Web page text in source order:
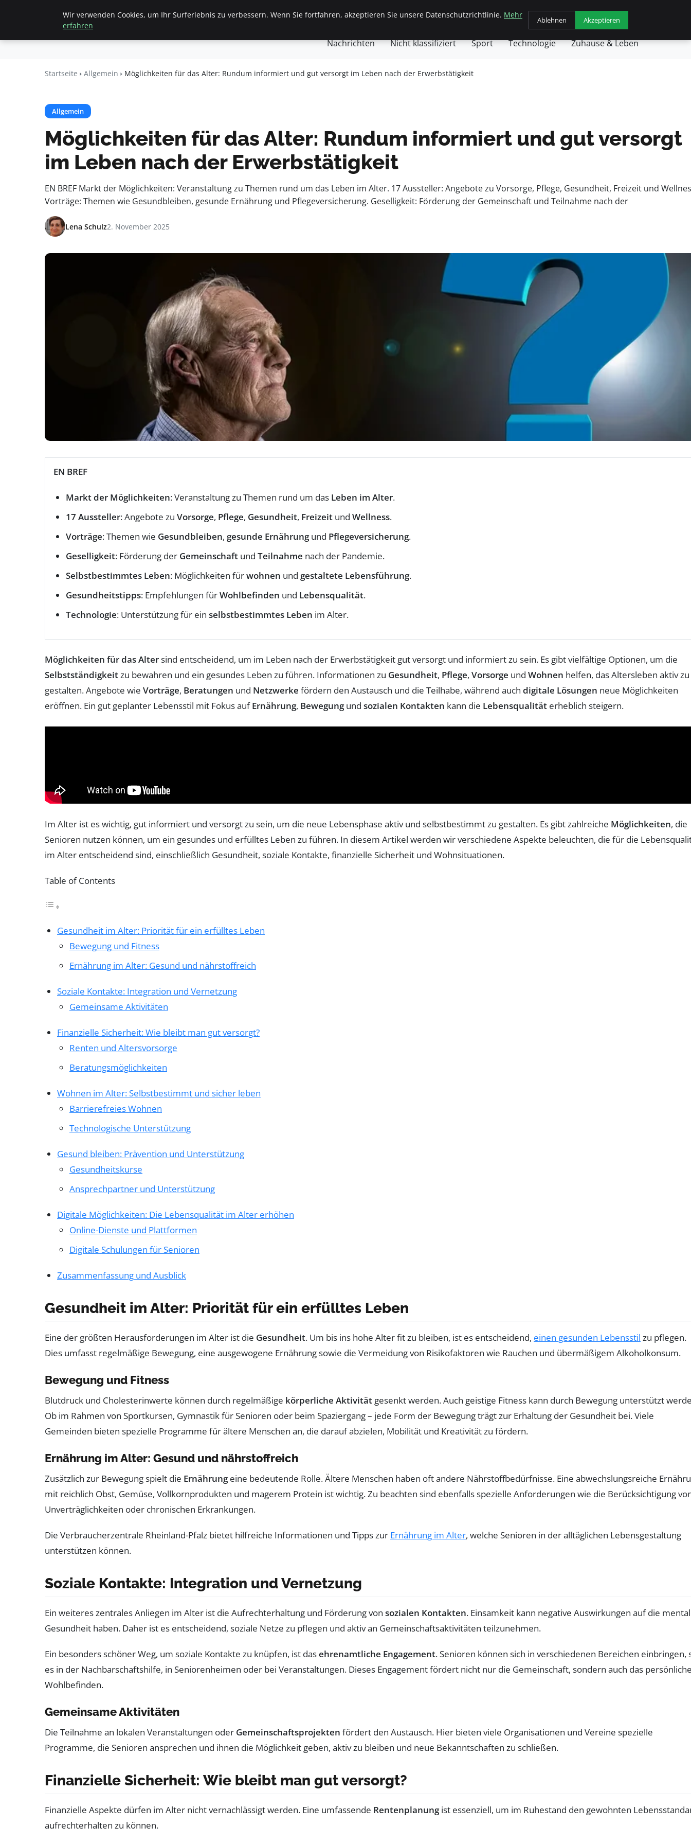
Beyond
Startseite Allgemein Finanzen & Immobilien Frauen / Mode Geschäft Gesundheit Haustiere Kochen
Nachrichten Nicht klassifiziert Sport Technologie Zuhause & Leben
Startseite Allgemein Möglichkeiten für das Alter: Rundum informiert und gut versorgt im Leben nach der Erwerbstätigkeit
Allgemein
Möglichkeiten für das Alter: Rundum informiert und gut versorgt
im Leben nach der Erwerbstätigkeit
EN BREF Markt der Möglichkeiten: Veranstaltung zu Themen rund um das Leben im Alter. 17 Aussteller: Angebote zu Vorsorge, Pflege, Gesundheit, Freizeit und
Vorträge: Themen wie Gesundbleiben, gesunde Ernährung und Pflegeversicherung. Geselligkeit: Förderung der Gemeinschaft und Teilnahme nach der
Lena Schulz2. November 2025
EN BREF
Markt der Möglichkeiten: Veranstaltung zu Themen rund um das Leben im Alter.
17 Aussteller: Angebote zu Vorsorge, Pflege, Gesundheit, Freizeit und Wellness.
Vorträge: Themen wie Gesundbleiben, gesunde Ernährungund Pflegeversicherung.
Geselligkeit: Förderung der Gemeinschaft und Teilnahme nach der Pandemie.
Selbstbestimmtes Leben: Möglichkeiten fürwohnen und gestaltete Lebensführung.
Gesundheitstipps: Empfehlungen fürWohlbefinden und Lebensqualität.
Technologie: Unterstützung für ein selbstbestimmtes Leben im Alter.
Möglichkeiten für das Altersind entscheidend, um im Leben nach der Erwerbstätigkeit gut versorgt und informiert zu sein. Es gibt vielfältige Optionen, um die
Selbstständigkeitzu bewahren und ein gesundes Leben zu führen. Informationen zu Gesundheit, Pflege, Vorsorge und Wohnen helfen, das Altersleben aktiv zu
gestalten. Angebote wie Vorträge, Beratungen und Netzwerke fördern den Austausch und die Teilhabe, während auch digitale Lösungen neue Möglichkeiten
eröffnen. Ein gut geplanter Lebensstil mit Fokus aufErnährung, Bewegungund sozialen Kontakten kann die Lebensqualität erheblich steigern.
Im Alter ist es wichtig, gut informiert und versorgt zu sein, um die neue Lebensphase aktiv und selbstbestimmt zu gestalten. Es gibt zahlreiche Möglichkeiten, die
Senioren nutzen können, um ein gesundes und erfülltes Leben zu führen. In diesem Artikel werden wir verschiedene Aspekte beleuchten, die für die
im Alter entscheidend sind, einschließlich Gesundheit, soziale Kontakte, finanzielle Sicherheit und Wohnsituationen.
Table of Contents
Gesundheit im Alter: Priorität für ein erfülltes Leben
Bewegung und Fitness
Ernährung im Alter: Gesund und nährstoffreich
Soziale Kontakte: Integration und Vernetzung
Gemeinsame Aktivitäten
Finanzielle Sicherheit: Wie bleibt man gut versorgt?
Renten und Altersvorsorge
Beratungsmöglichkeiten
Wohnen im Alter: Selbstbestimmt und sicher leben
Barrierefreies Wohnen
Technologische Unterstützung
Gesund bleiben: Prävention und Unterstützung
Gesundheitskurse
Ansprechpartner und Unterstützung
Digitale Möglichkeiten: Die Lebensqualität im Alter erhöhen
Online-Dienste und Plattformen
Digitale Schulungen für Senioren
Zusammenfassung und Ausblick
Gesundheit im Alter: Priorität für ein erfülltes Leben
Eine der größten Herausforderungen im Alter ist die Gesundheit. Um bis ins hohe Alter fit zu bleiben, ist es entscheidend, einen gesunden Lebensstil zu pflegen.
Dies umfasst regelmäßige Bewegung, eine ausgewogene Ernährung sowie die Vermeidung von Risikofaktoren wie Rauchen und übermäßigem Alkoholkonsum.
Bewegung und Fitness
Blutdruck und Cholesterinwerte können durch regelmäßige körperliche Aktivität gesenkt werden. Auch geistige Fitness kann durch Bewegung unterstützt
Ob im Rahmen von Sportkursen, Gymnastik für Senioren oder beim Spaziergang – jede Form der Bewegung trägt zur Erhaltung der Gesundheit bei. Viele
Gemeinden bieten spezielle Programme für ältere Menschen an, die darauf abzielen, Mobilität und Kreativität zu fördern.
Ernährung im Alter: Gesund und nährstoffreich
Zusätzlich zur Bewegung spielt die Ernährungeine bedeutende Rolle. Ältere Menschen haben oft andere Nährstoffbedürfnisse. Eine abwechslungsreiche
mit reichlich Obst, Gemüse, Vollkornprodukten und magerem Protein ist wichtig. Zu beachten sind ebenfalls spezielle Anforderungen wie die Berücksichtigung
Unverträglichkeiten oder chronischen Erkrankungen.
Die Verbraucherzentrale Rheinland-Pfalz bietet hilfreiche Informationen und Tipps zur Ernährung im Alter, welche Senioren in der alltäglichen Lebensgestaltung
unterstützen können.
Soziale Kontakte: Integration und Vernetzung
Ein weiteres zentrales Anliegen im Alter ist die Aufrechterhaltung und Förderung von sozialen Kontakten. Einsamkeit kann negative Auswirkungen auf die
Gesundheit haben. Daher ist es entscheidend, soziale Netze zu pflegen und aktiv an Gemeinschaftsaktivitäten teilzunehmen.
Ein besonders schöner Weg, um soziale Kontakte zu knüpfen, ist dasehrenamtliche Engagement. Senioren können sich in verschiedenen Bereichen einbringen,
es in der Nachbarschaftshilfe, in Seniorenheimen oder bei Veranstaltungen. Dieses Engagement fördert nicht nur die Gemeinschaft, sondern auch das
Wohlbefinden.
Gemeinsame Aktivitäten
Die Teilnahme an lokalen Veranstaltungen oder Gemeinschaftsprojekten fördert den Austausch. Hier bieten viele Organisationen und Vereine spezielle
Programme, die Senioren ansprechen und ihnen die Möglichkeit geben, aktiv zu bleiben und neue Bekanntschaften zu schließen.
Finanzielle Sicherheit: Wie bleibt man gut versorgt?
Finanzielle Aspekte dürfen im Alter nicht vernachlässigt werden. Eine umfassende Rentenplanungist essenziell, um im Ruhestand den gewohnten
aufrechterhalten zu können.
Wir verwenden Cookies, um Ihr Surferlebnis zu verbessern. Wenn Sie fortfahren, akzeptieren Sie unsere Datenschutzrichtlinie. Mehr
erfahren
Ablehnen Akzeptieren